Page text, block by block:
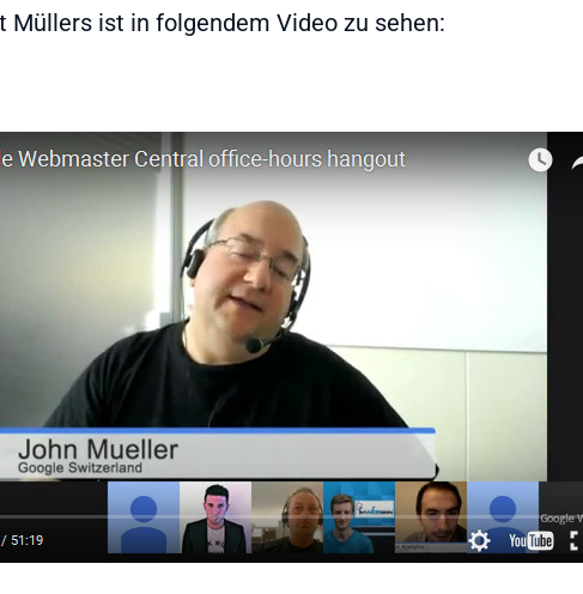
Müllers ist in folgendem Video zu sehen: